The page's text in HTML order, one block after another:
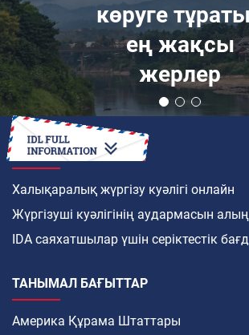
көруге
ең жақсы
жерлер
ҚАЛАЙ
Халықаралық жүргізу куәлігі онлайн
Жүргізуші куәлігінің аудармасын
IDA саяхатшылар үшін серіктестік
ТАНЫМАЛ БАҒЫТТАР
Америка Құрама Штаттары